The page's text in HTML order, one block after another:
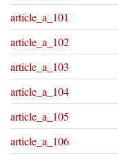
article_a_101
article_a_102
article_a_103
article_a_104
article_a_105
article_a_106